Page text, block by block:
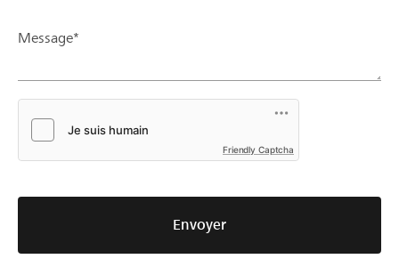
Message*
Friendly Captcha
Envoyer